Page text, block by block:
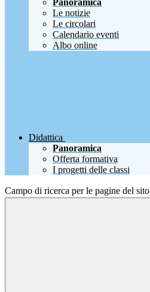
Panoramica
Le notizie
Le circolari
Calendario eventi
Albo online
Didattica
Panoramica
Offerta formativa
I progetti delle classi
Campo di ricerca per le pagine del sito